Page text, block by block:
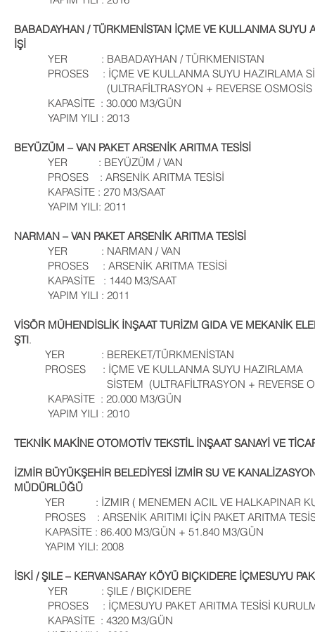
BABADAYHAN / TÜRKMENİSTAN İÇME VE KULLANMA SUYU
İŞİ
YER : BABADAYHAN / TÜRKMENISTAN
PROSES : İÇME VE KULLANMA SUYU HAZIRLAMA
(ULTRAFİLTRASYON + REVERSE OSMOSİS
KAPASİTE : 30.000 M3/GÜN
YAPIM YILI : 2013
BEYÜZÜM – VAN PAKET ARSENİK ARITMA TESİSİ
YER : BEYÜZÜM / VAN
PROSES : ARSENİK ARITMA TESİSİ
KAPASİTE : 270 M3/SAAT
YAPIM YILI: 2011
NARMAN – VAN PAKET ARSENİK ARITMA TESİSİ
YER : NARMAN / VAN
PROSES : ARSENİK ARITMA TESİSİ
KAPASİTE : 1440 M3/SAAT
YAPIM YILI : 2011
VİSÖR MÜHENDİSLİK İNŞAAT TURİZM GIDA VE MEKANİK
ŞTI.
YER : BEREKET/TÜRKMENİSTAN
PROSES : İÇME VE KULLANMA SUYU HAZIRLAMA
SİSTEM (ULTRAFİLTRASYON + REVERSE
KAPASİTE : 20.000 M3/GÜN
YAPIM YILI : 2010
TEKNİK MAKİNE OTOMOTİV TEKSTİL İNŞAAT SANAYİ VE
İZMİR BÜYÜKŞEHİR BELEDİYESİ İZMİR SU VE
MÜDÜRLÜĞÜ
YER : İZMIR ( MENEMEN ACIL VE HALKAPINAR
PROSES : ARSENİK ARITIMI İÇİN PAKET ARITMA
KAPASİTE : 86.400 M3/GÜN + 51.840 M3/GÜN
YAPIM YILI: 2008
İSKİ / ŞILE – KERVANSARAY KÖYÜ BIÇKIDERE İÇMESUYU
YER : ŞILE / BIÇKIDERE
PROSES : İÇMESUYU PAKET ARITMA TESİSİ
KAPASİTE : 4320 M3/GÜN